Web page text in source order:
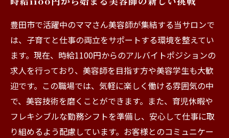
豊田市で活躍中のママさん美容師が集結する当サロンで
は、子育てと仕事の両立をサポートする環境を整えてい
ます。現在、時給1100円からのアルバイトポジションの
求人を行っており、美容師を目指す方や美容学生も大歓
迎です。この職場では、気軽に楽しく働ける雰囲気の中
で、美容技術を磨くことができます。また、育児休暇や
フレキシブルな勤務シフトを準備し、安心して仕事に取
り組めるよう配慮しています。お客様とのコミュニケー